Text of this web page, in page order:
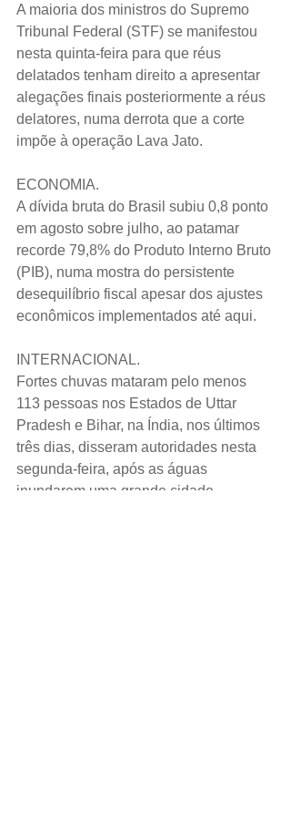
A maioria dos ministros do Supremo
Tribunal Federal (STF) se manifestou
nesta quinta-feira para que réus
delatados tenham direito a apresentar
alegações finais posteriormente a réus
delatores, numa derrota que a corte
impõe à operação Lava Jato.
ECONOMIA.
A dívida bruta do Brasil subiu 0,8 ponto
em agosto sobre julho, ao patamar
recorde 79,8% do Produto Interno Bruto
(PIB), numa mostra do persistente
desequilíbrio fiscal apesar dos ajustes
econômicos implementados até aqui.
INTERNACIONAL.
Fortes chuvas mataram pelo menos
113 pessoas nos Estados de Uttar
Pradesh e Bihar, na Índia, nos últimos
três dias, disseram autoridades nesta
segunda-feira, após as águas
inundarem uma grande cidade,